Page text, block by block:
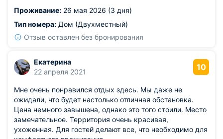
Проживание: 26 мая 2026 (3 дня)
Тип номера: Дом (Двухместный)
Отзыв оставлен без бронирования
Екатерина
22 апреля 2021
10
Мне очень понравился отдых здесь. Мы даже не
ожидали, что будет настолько отличная обстановка.
Цена немного завышена, однако это того стоили. Место
замечательное. Территория очень красивая,
ухоженная. Для гостей делают все, что необходимо для